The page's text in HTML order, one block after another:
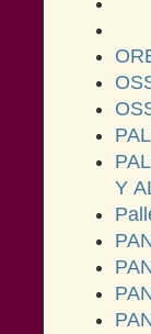
Y